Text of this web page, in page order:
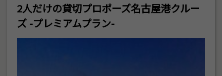
2人だけの貸切プロポーズ名古屋港クルー
ズ -プレミアムプラン-